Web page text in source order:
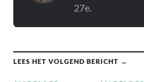
27e.
LEES HET VOLGEND BERICHT →